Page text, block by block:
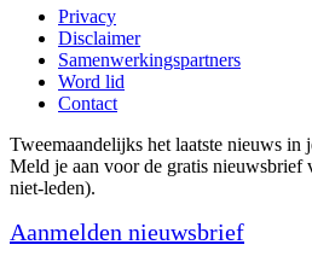
Privacy
Disclaimer
Samenwerkingspartners
Word lid
Contact
Tweemaandelijks het laatste nieuws in
Meld je aan voor de gratis
niet-leden).
Aanmelden nieuwsbrief